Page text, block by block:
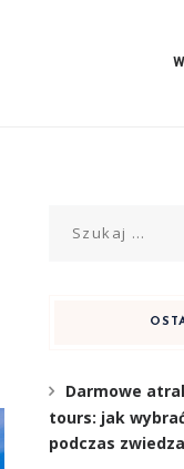
Darmowe
tours: jak
podczas